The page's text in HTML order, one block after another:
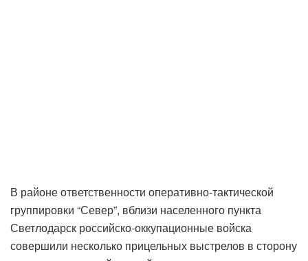
В районе ответственности оперативно-тактической
группировки “Север”, вблизи населенного пункта
Светлодарск российско-оккупационные войска
совершили несколько прицельных выстрелов в сторону